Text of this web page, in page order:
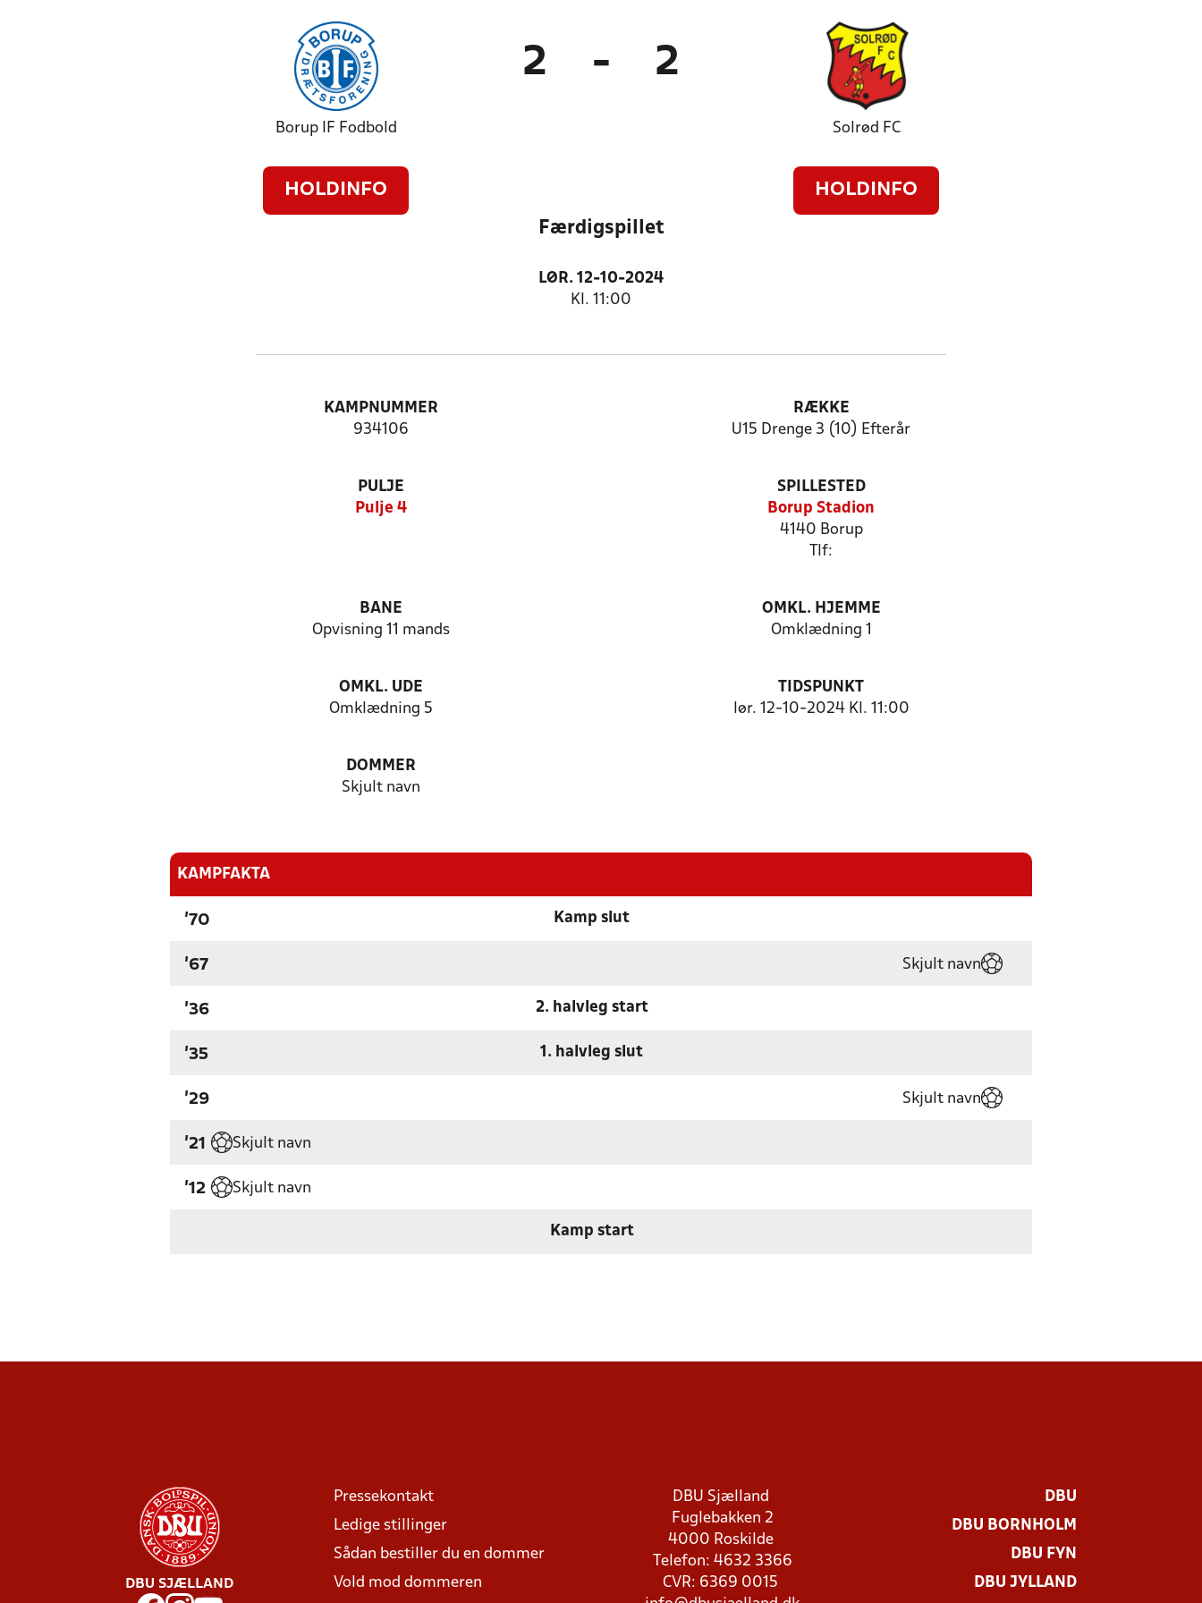
Borup IF Fodbold
HOLDINFO
2 - 2
Solrød FC
HOLDINFO
Færdigspillet
LØR. 12-10-2024
Kl. 11:00
KAMPNUMMER
934106
RÆKKE
U15 Drenge 3 (10) Efterår
PULJE
Pulje 4
SPILLESTED
Borup Stadion
4140 Borup
Tlf:
BANE
Opvisning 11 mands
OMKL. HJEMME
Omklædning 1
OMKL. UDE
Omklædning 5
TIDSPUNKT
lør. 12-10-2024 Kl. 11:00
DOMMER
Skjult navn
KAMPFAKTA
'70 Kamp slut
'67 Skjult navn
'36 2. halvleg start
'35 1. halvleg slut
'29 Skjult navn
'21 Skjult navn
'12 Skjult navn
Kamp start
DBU SJÆLLAND
Pressekontakt
Ledige stillinger
Sådan bestiller du en dommer
Vold mod dommeren
DBU Sjælland
Fuglebakken 2
4000 Roskilde
Telefon: 4632 3366
CVR: 6369 0015
DBU
DBU BORNHOLM
DBU FYN
DBU JYLLAND